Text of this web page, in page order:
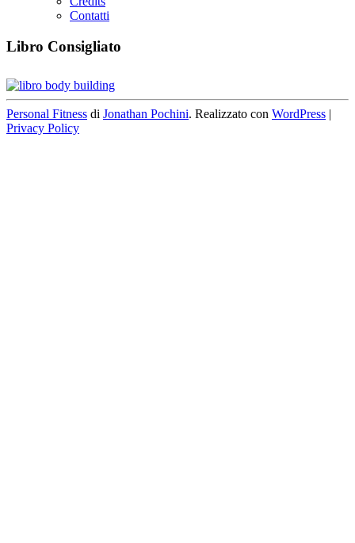
Contatti
Libro Consigliato
Personal Fitness di Jonathan Pochini. Realizzato con WordPress |
Privacy Policy